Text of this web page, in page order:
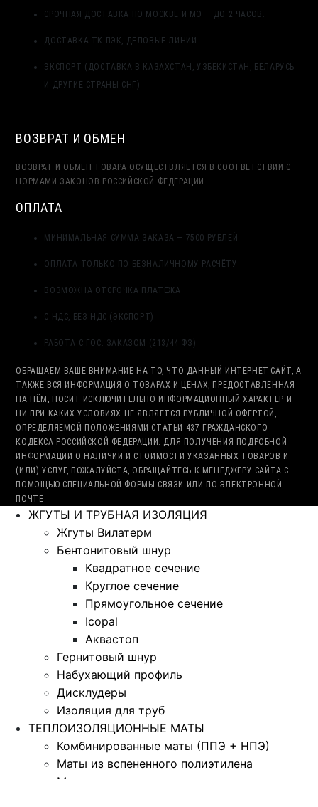
СРОЧНАЯ ДОСТАВКА ПО МОСКВЕ И МО — ДО 2 ЧАСОВ.
ДОСТАВКА ТК ПЭК, ДЕЛОВЫЕ ЛИНИИ
ЭКСПОРТ (ДОСТАВКА В КАЗАХСТАН, УЗБЕКИСТАН, БЕЛАРУСЬ
И ДРУГИЕ СТРАНЫ СНГ)
ВОЗВРАТ И ОБМЕН
ВОЗВРАТ И ОБМЕН ТОВАРА ОСУЩЕСТВЛЯЕТСЯ В СООТВЕТСТВИИ С
НОРМАМИ ЗАКОНОВ РОССИЙСКОЙ ФЕДЕРАЦИИ.
ОПЛАТА
МИНИМАЛЬНАЯ СУММА ЗАКАЗА — 7500 РУБЛЕЙ
ОПЛАТА ТОЛЬКО ПО БЕЗНАЛИЧНОМУ РАСЧЁТУ
ВОЗМОЖНА ОТСРОЧКА ПЛАТЕЖА
С НДС, БЕЗ НДС (ЭКСПОРТ)
РАБОТА С ГОС. ЗАКАЗОМ (213/44 ФЗ)
ОБРАЩАЕМ ВАШЕ ВНИМАНИЕ НА ТО, ЧТО ДАННЫЙ ИНТЕРНЕТ-САЙТ, А
ТАКЖЕ ВСЯ ИНФОРМАЦИЯ О ТОВАРАХ И ЦЕНАХ, ПРЕДОСТАВЛЕННАЯ
НА НЁМ, НОСИТ ИСКЛЮЧИТЕЛЬНО ИНФОРМАЦИОННЫЙ ХАРАКТЕР И
НИ ПРИ КАКИХ УСЛОВИЯХ НЕ ЯВЛЯЕТСЯ ПУБЛИЧНОЙ ОФЕРТОЙ,
ОПРЕДЕЛЯЕМОЙ ПОЛОЖЕНИЯМИ СТАТЬИ 437 ГРАЖДАНСКОГО
КОДЕКСА РОССИЙСКОЙ ФЕДЕРАЦИИ. ДЛЯ ПОЛУЧЕНИЯ ПОДРОБНОЙ
ИНФОРМАЦИИ О НАЛИЧИИ И СТОИМОСТИ УКАЗАННЫХ ТОВАРОВ И
(ИЛИ) УСЛУГ, ПОЖАЛУЙСТА, ОБРАЩАЙТЕСЬ К МЕНЕДЖЕРУ САЙТА С
ПОМОЩЬЮ СПЕЦИАЛЬНОЙ ФОРМЫ СВЯЗИ ИЛИ ПО ЭЛЕКТРОННОЙ
ПОЧТЕ
ЖГУТЫ И ТРУБНАЯ ИЗОЛЯЦИЯ
Жгуты Вилатерм
Бентонитовый шнур
Квадратное сечение
Круглое сечение
Прямоугольное сечение
Icopal
Аквастоп
Гернитовый шнур
Набухающий профиль
Дисклудеры
Изоляция для труб
ТЕПЛОИЗОЛЯЦИОННЫЕ МАТЫ
Комбинированные маты (ППЭ + НПЭ)
Маты из вспененного полиэтилена
Маты из газовспененного полиэтилена